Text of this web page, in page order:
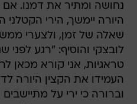
נחושה ומתיר את דמנו. אם
היורה יימשך, הירי
שאלה של זמן, ולצערי
לובצקי והוסיף: "רגע לפני
טראגיות, אני קורא מכאן
העמידו את הקצין היורה
וברורה כי ירי על